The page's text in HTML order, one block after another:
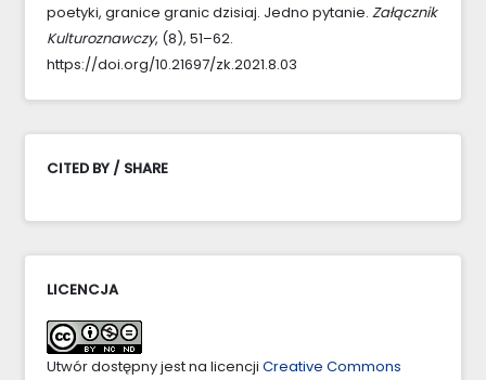
poetyki, granice granic dzisiaj. Jedno pytanie. Załącznik
Kulturoznawczy, (8), 51–62.
https://doi.org/10.21697/zk.2021.8.03
CITED BY / SHARE
LICENCJA
Utwór dostępny jest na licencji Creative Commons